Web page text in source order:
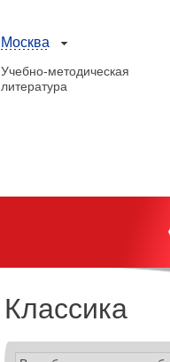
Москва
Учебно-методическая
литература
Классика